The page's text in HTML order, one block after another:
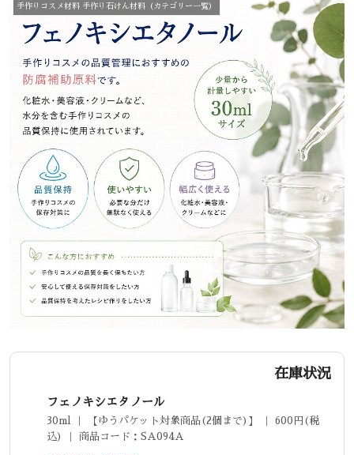
手作りコスメ材料 手作り石けん材料（カテゴリー一覧）
在庫状況
フェノキシエタノール
30ml ｜ 【ゆうパケット対象商品(2個まで)】 ｜ 600円(税
込) ｜ 商品コード：SA094A